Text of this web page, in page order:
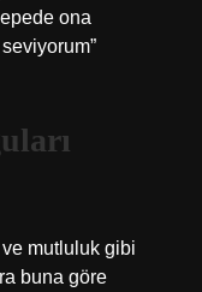
ona
ve mutluluk gibi
buna göre